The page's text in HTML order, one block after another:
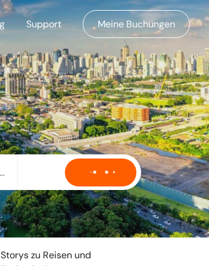
Support Meine Buchungen
Storys zu Reisen und